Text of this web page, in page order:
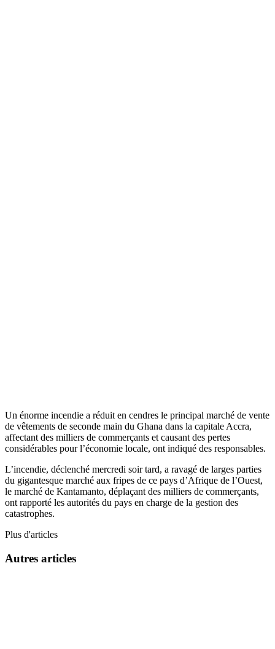
Un énorme incendie a réduit en cendres le principal marché de vente
de vêtements de seconde main du Ghana dans la capitale Accra,
affectant des milliers de commerçants et causant des pertes
considérables pour l’économie locale, ont indiqué des responsables.
L’incendie, déclenché mercredi soir tard, a ravagé de larges parties
du gigantesque marché aux fripes de ce pays d’Afrique de l’Ouest,
le marché de Kantamanto, déplaçant des milliers de commerçants,
ont rapporté les autorités du pays en charge de la gestion des
catastrophes.
Plus d'articles
Autres articles